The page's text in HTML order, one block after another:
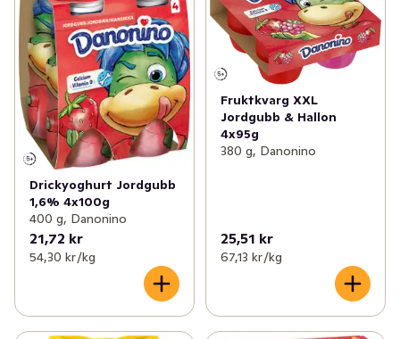
Drickyoghurt Jordgubb
1,6% 4x100g
400 g, Danonino
21,72 kr
54,30 kr /kg
Fruktkvarg XXL
Jordgubb & Hallon
4x95g
380 g, Danonino
25,51 kr
67,13 kr /kg